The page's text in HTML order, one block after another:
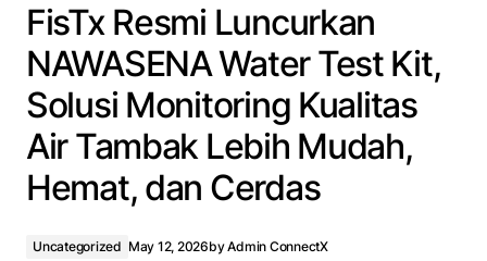
FisTx Resmi Luncurkan
NAWASENA Water Test Kit,
Solusi Monitoring Kualitas
Air Tambak Lebih Mudah,
Hemat, dan Cerdas
Uncategorized May 12, 2026byAdmin ConnectX